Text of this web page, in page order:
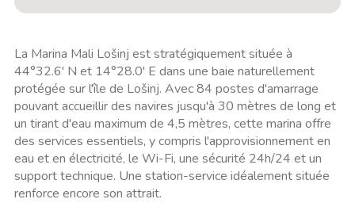
La Marina Mali Lošinj est stratégiquement située à
44°32.6' N et 14°28.0' E dans une baie naturellement
protégée sur l'île de Lošinj. Avec 84 postes d'amarrage
pouvant accueillir des navires jusqu'à 30 mètres de long et
un tirant d'eau maximum de 4,5 mètres, cette marina offre
des services essentiels, y compris l'approvisionnement en
eau et en électricité, le Wi-Fi, une sécurité 24h/24 et un
support technique. Une station-service idéalement située
renforce encore son attrait.